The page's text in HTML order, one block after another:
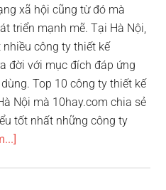
xã hội cũng từ đó mà
triển mạnh mẽ. Tại Hà Nội,
nhiều công ty thiết kế
đời với mục đích đáp ứng
Top 10 công ty thiết kế
Nội mà 10hay.com chia sẻ
tốt nhất những công ty